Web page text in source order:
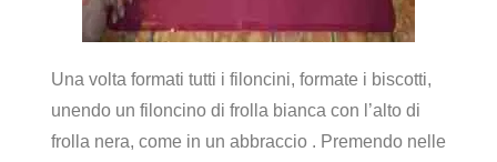
Una volta formati tutti i filoncini, formate i biscotti,
unendo un filoncino di frolla bianca con l’alto di
frolla nera, come in un abbraccio . Premendo nelle